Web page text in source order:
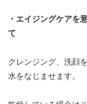
・エイジングケアを
て
クレンジング、洗顔
水をなじませます。